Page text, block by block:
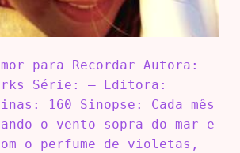
para Recordar Autora:
Série: – Editora:
160 Sinopse: Cada mês
o vento sopra do mar e
o perfume de violetas,